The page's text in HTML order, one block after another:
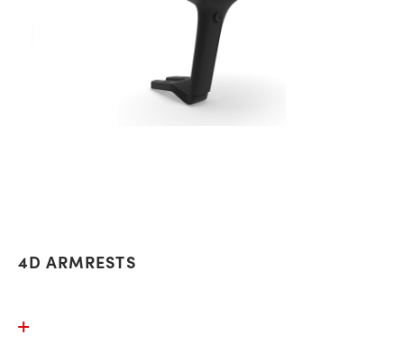
4D ARMRESTS